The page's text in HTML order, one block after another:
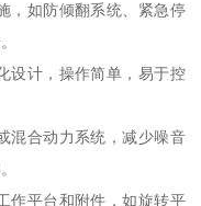
，如防倾翻系统、紧急停
设计，操作简单，易于控
混合动力系统，减少噪音
作平台和附件，如旋转平